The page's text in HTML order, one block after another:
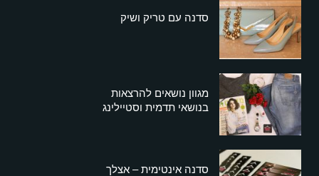
סדנה עם טריק ושיק
מגוון נושאים להרצאות
בנושאי תדמית וסטיילינג
סדנה אינטימית – אצלך